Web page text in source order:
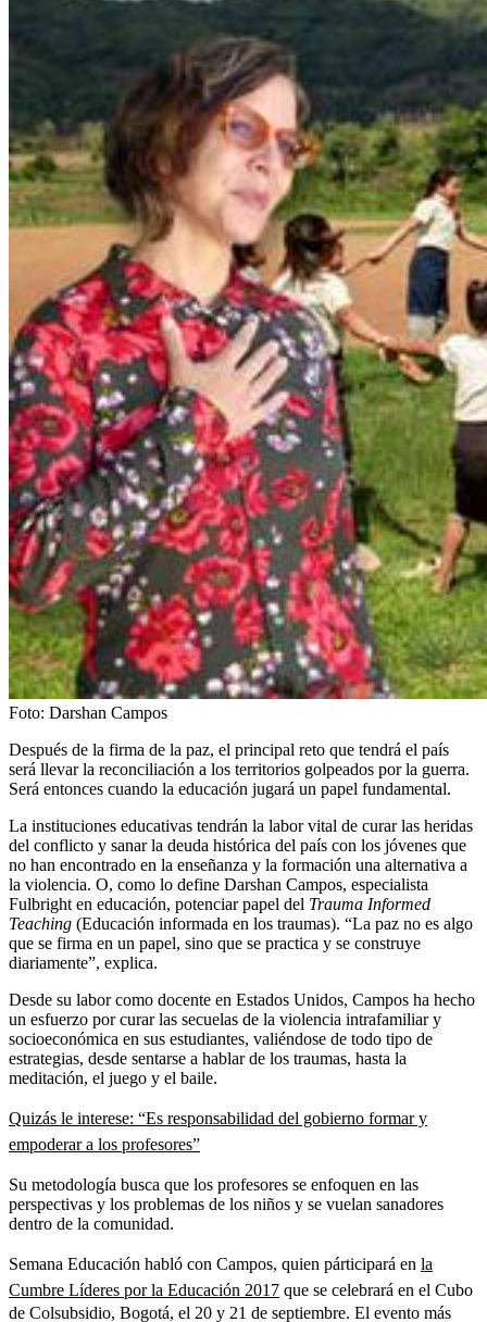
Foto: Darshan Campos
Después de la firma de la paz, el principal reto que tendrá el país
será llevar la reconciliación a los territorios golpeados por la guerra.
Será entonces cuando la educación jugará un papel fundamental.
La instituciones educativas tendrán la labor vital de curar las heridas
del conflicto y sanar la deuda histórica del país con los jóvenes que
no han encontrado en la enseñanza y la formación una alternativa a
la violencia. O, como lo define Darshan Campos, especialista
Fulbright en educación, potenciar papel del Trauma Informed
Teaching (Educación informada en los traumas). “La paz no es algo
que se firma en un papel, sino que se practica y se construye
diariamente”, explica.
Desde su labor como docente en Estados Unidos, Campos ha hecho
un esfuerzo por curar las secuelas de la violencia intrafamiliar y
socioeconómica en sus estudiantes, valiéndose de todo tipo de
estrategias, desde sentarse a hablar de los traumas, hasta la
meditación, el juego y el baile.
Quizás le interese: “Es responsabilidad del gobierno formar y
empoderar a los profesores”
Su metodología busca que los profesores se enfoquen en las
perspectivas y los problemas de los niños y se vuelan sanadores
dentro de la comunidad.
Semana Educación habló con Campos, quien párticipará en la
Cumbre Líderes por la Educación 2017 que se celebrará en el Cubo
de Colsubsidio, Bogotá, el 20 y 21 de septiembre. El evento más